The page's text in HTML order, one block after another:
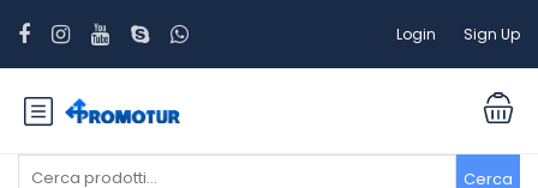
Login Sign Up
Cerca